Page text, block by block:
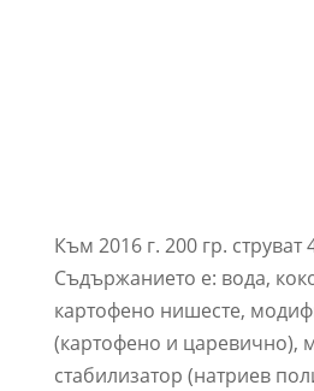
Към 2016 г. 200 гр. струват
Съдържанието е: вода,
картофено нишесте,
(картофено и царевично),
стабилизатор (натриев